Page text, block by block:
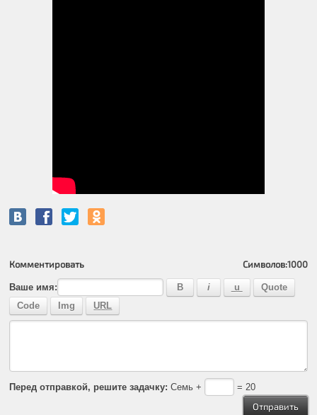
Комментировать Символов:1000
Ваше имя:
Перед отправкой, решите задачку: Семь + = 20